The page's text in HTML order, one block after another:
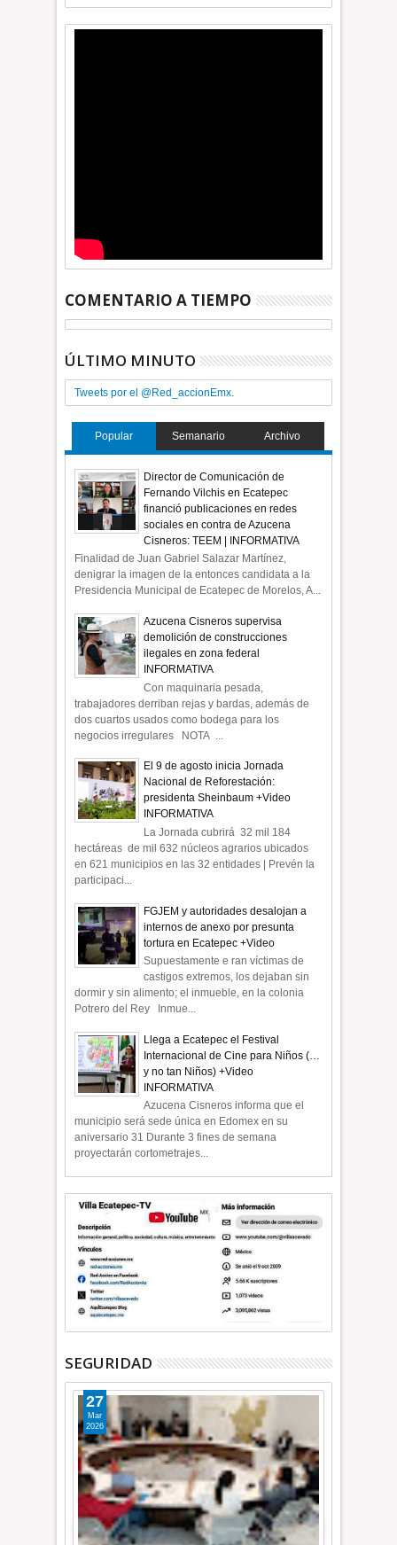
COMENTARIO A TIEMPO
ÚLTIMO MINUTO
Tweets por el @Red_accionEmx.
Popular Semanario Archivo
Director de Comunicación de
Fernando Vilchis en Ecatepec
financió publicaciones en redes
sociales en contra de Azucena
Cisneros: TEEM | INFORMATIVA
Finalidad de Juan Gabriel Salazar Martínez,
denigrar la imagen de la entonces candidata a la
Presidencia Municipal de Ecatepec de Morelos, A...
Azucena Cisneros supervisa
demolición de construcciones
ilegales en zona federal
INFORMATIVA
Con maquinaria pesada,
trabajadores derriban rejas y bardas, además de
dos cuartos usados como bodega para los
negocios irregulares NOTA ...
El 9 de agosto inicia Jornada
Nacional de Reforestación:
presidenta Sheinbaum +Video
INFORMATIVA
La Jornada cubrirá 32 mil 184
hectáreas de mil 632 núcleos agrarios ubicados
en 621 municipios en las 32 entidades | Prevén la
participaci...
FGJEM y autoridades desalojan a
internos de anexo por presunta
tortura en Ecatepec +Video
Supuestamente e ran víctimas de
castigos extremos, los dejaban sin
dormir y sin alimento; el inmueble, en la colonia
Potrero del Rey Inmue...
Llega a Ecatepec el Festival
Internacional de Cine para Niños (…
y no tan Niños) +Video
INFORMATIVA
Azucena Cisneros informa que el
municipio será sede única en Edomex en su
aniversario 31 Durante 3 fines de semana
proyectarán cortometrajes...
SEGURIDAD
27
Mar
2026